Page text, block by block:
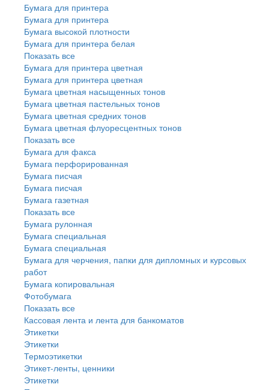
Бумага для принтера
Бумага для принтера
Бумага высокой плотности
Бумага для принтера белая
Показать все
Бумага для принтера цветная
Бумага для принтера цветная
Бумага цветная насыщенных тонов
Бумага цветная пастельных тонов
Бумага цветная средних тонов
Бумага цветная флуоресцентных тонов
Показать все
Бумага для факса
Бумага перфорированная
Бумага писчая
Бумага писчая
Бумага газетная
Показать все
Бумага рулонная
Бумага специальная
Бумага специальная
Бумага для черчения, папки для дипломных и курсовых
работ
Бумага копировальная
Фотобумага
Показать все
Кассовая лента и лента для банкоматов
Этикетки
Этикетки
Термоэтикетки
Этикет-ленты, ценники
Этикетки